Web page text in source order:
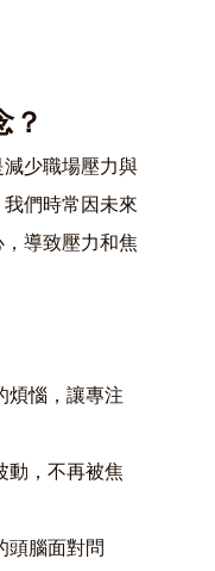
？
少職場壓力與
們時常因未來
導致壓力和焦
煩惱，讓專注
動，不再被焦
頭腦面對問